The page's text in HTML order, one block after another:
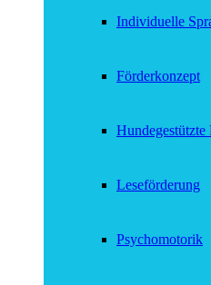
Individuelle
Förderkonzept
Hundegestützte
Leseförderung
Psychomotorik